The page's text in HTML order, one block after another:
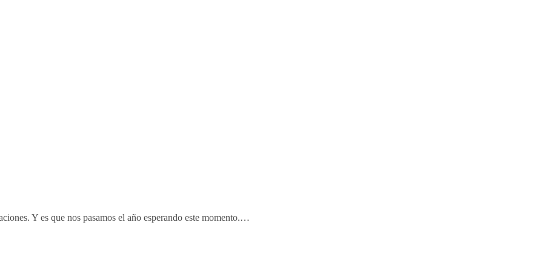
Y es que nos pasamos el año esperando este momento.…